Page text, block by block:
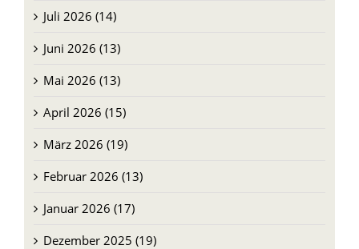
August 2026 (2)
Juli 2026 (14)
Juni 2026 (13)
Mai 2026 (13)
April 2026 (15)
März 2026 (19)
Februar 2026 (13)
Januar 2026 (17)